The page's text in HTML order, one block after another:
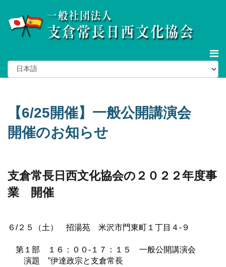
【6/25開催】一般公開講演会
開催のお知らせ
支倉常長日西文化協会の２０２２年度事
業 開催
６ /２５（土） 招湯苑 米沢市門東町１丁目４- ９
第１部 １６：００- １７：１５ 一般公開講演会
演題 ”伊達政宗と支倉常長